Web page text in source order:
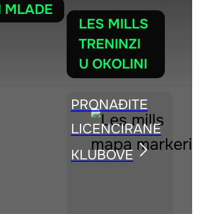
MLADE
LES MILLS
TRENINZI
U OKOLINI
PRONAĐITE
LICENCIRANE
KLUBOVE